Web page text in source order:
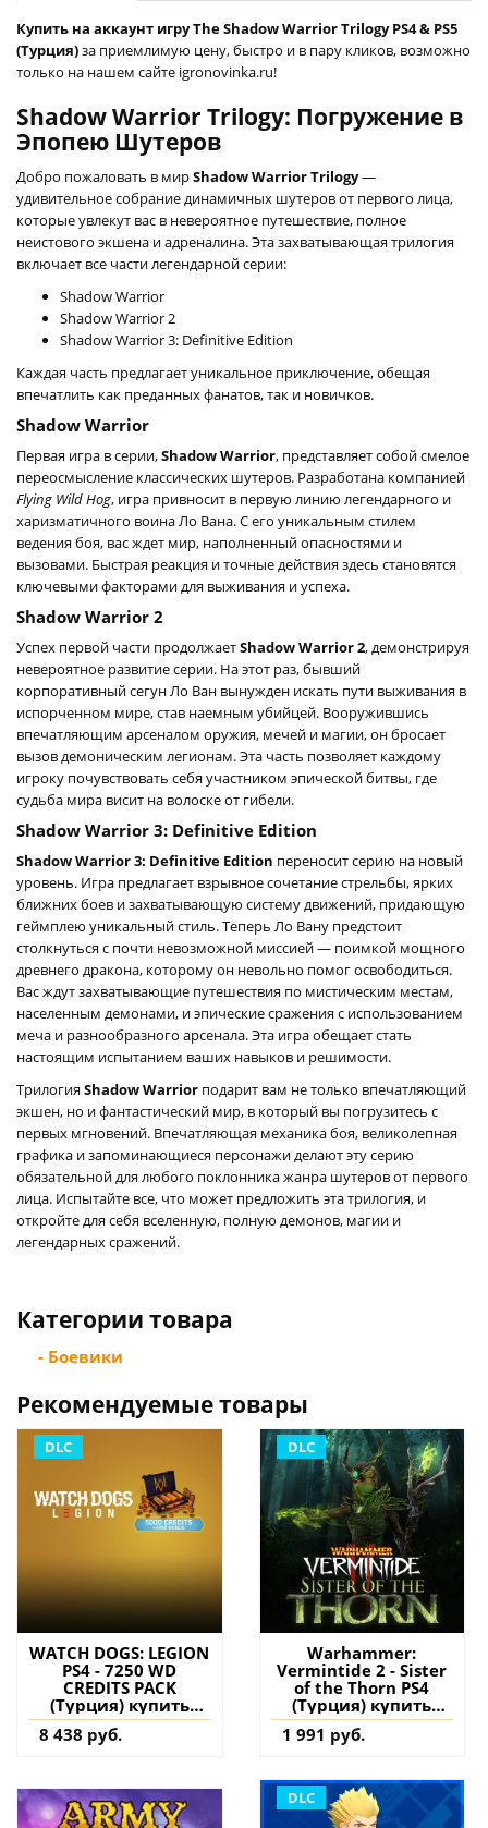
Купить на аккаунт игру The Shadow Warrior Trilogy PS4 & PS5
(Турция)за приемлимую цену, быстро и в пару кликов, возможно
только на нашем сайте igronovinka.ru!
Shadow Warrior Trilogy: Погружение в
Эпопею Шутеров
Добро пожаловать в мирShadow Warrior Trilogy—
удивительное собрание динамичных шутеров от первого лица,
которые увлекут вас в невероятное путешествие, полное
неистового экшена и адреналина. Эта захватывающая трилогия
включает все части легендарной серии:
Shadow Warrior
Shadow Warrior 2
Shadow Warrior 3: Definitive Edition
Каждая часть предлагает уникальное приключение, обещая
впечатлить как преданных фанатов, так и новичков.
Shadow Warrior
Первая игра в серии,Shadow Warrior, представляет собой смелое
переосмысление классических шутеров. Разработана компанией
Flying Wild Hog, игра привносит в первую линию легендарного и
харизматичного воина Ло Вана. С его уникальным стилем
ведения боя, вас ждет мир, наполненный опасностями и
вызовами. Быстрая реакция и точные действия здесь становятся
ключевыми факторами для выживания и успеха.
Shadow Warrior 2
Успех первой части продолжаетShadow Warrior 2, демонстрируя
невероятное развитие серии. На этот раз, бывший
корпоративный сегун Ло Ван вынужден искать пути выживания в
испорченном мире, став наемным убийцей. Вооружившись
впечатляющим арсеналом оружия, мечей и магии, он бросает
вызов демоническим легионам. Эта часть позволяет каждому
игроку почувствовать себя участником эпической битвы, где
судьба мира висит на волоске от гибели.
Shadow Warrior 3: Definitive Edition
Shadow Warrior 3: Definitive Edition переносит серию на новый
уровень. Игра предлагает взрывное сочетание стрельбы, ярких
ближних боев и захватывающую систему движений, придающую
геймплею уникальный стиль. Теперь Ло Вану предстоит
столкнуться с почти невозможной миссией — поимкой мощного
древнего дракона, которому он невольно помог освободиться.
Вас ждут захватывающие путешествия по мистическим местам,
населенным демонами, и эпические сражения с использованием
меча и разнообразного арсенала. Эта игра обещает стать
настоящим испытанием ваших навыков и решимости.
Трилогия Shadow Warrior подарит вам не только впечатляющий
экшен, но и фантастический мир, в который вы погрузитесь с
первых мгновений. Впечатляющая механика боя, великолепная
графика и запоминающиеся персонажи делают эту серию
обязательной для любого поклонника жанра шутеров от первого
лица. Испытайте все, что может предложить эта трилогия, и
откройте для себя вселенную, полную демонов, магии и
легендарных сражений.
Категории товара
- Боевики
Рекомендуемые товары
DLC
WATCH DOGS: LEGION
PS4 - 7250 WD
CREDITS PACK
(Турция) купить
дополнение на
аккаунт
8 438 руб.
DLC
Warhammer:
Vermintide 2 - Sister
of the Thorn PS4
(Турция) купить
дополнение на
аккаунт
1 991 руб.
DLC